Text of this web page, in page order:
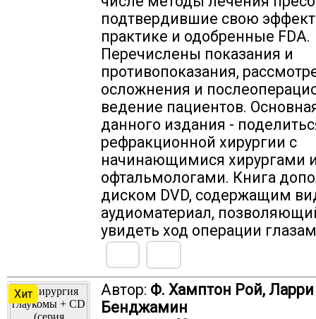
подтвердившие свою
практике и одобренные FDA.
Перечислены показания и
противопоказания,
осложнения и
ведение пациентов.
данного издания -
рефракционной хирургии с
начинающимися хирургами
офтальмологами. Книга
диском DVD, содержащим
аудиоматериал,
увидеть ход операции
Хит Автор: Ф. Хамптон Рой, Ларри
Бенджамин